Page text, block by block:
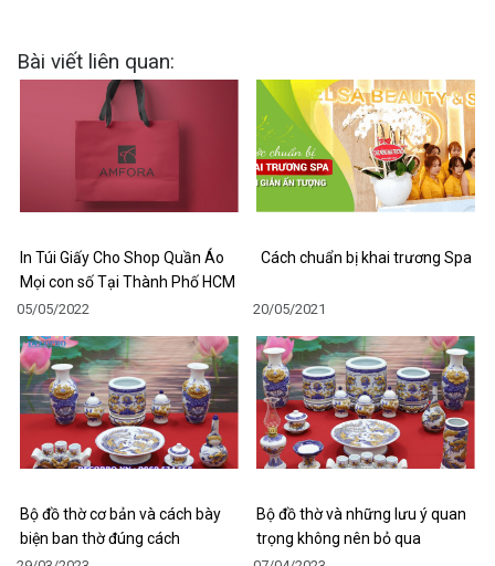
Bài viết liên quan:
In Túi Giấy Cho Shop Quần Áo
Mọi con số Tại Thành Phố HCM
05/05/2022
Cách chuẩn bị khai trương Spa
20/05/2021
Bộ đồ thờ cơ bản và cách bày
biện ban thờ đúng cách
Bộ đồ thờ và những lưu ý quan
trọng không nên bỏ qua